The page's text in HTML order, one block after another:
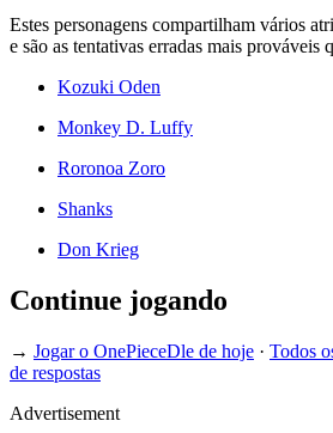
Estes personagens compartilham vários
e são as tentativas erradas mais prováveis
Kozuki Oden
Monkey D. Luffy
Roronoa Zoro
Shanks
Don Krieg
Continue jogando
→ Jogar o OnePieceDle de hoje · Todos
de respostas
Advertisement